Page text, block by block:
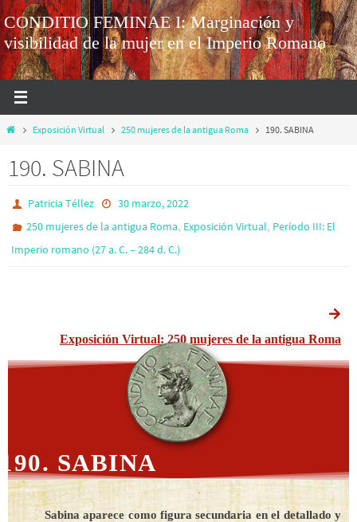
CONDITIO FEMINAE I: Marginación y
visibilidad de la mujer en el Imperio Romano
Exposición Virtual 250 mujeres de la antigua Roma 190. SABINA
190. SABINA
Patricia Téllez
30 marzo, 2022
250 mujeres de la antigua Roma, Exposición Virtual, Período III: El
Imperio romano (27 a. C. – 284 d. C.)
Exposición Virtual: 250 mujeres de la antigua Roma
190. SABINA
Sabina aparece como figura secundaria en el detallado y